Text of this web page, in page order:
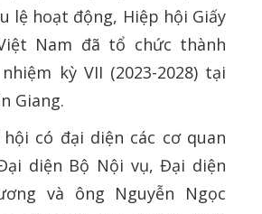
lệ hoạt động, Hiệp hội Giấy
Nam đã tổ chức thành
kỳ VII (2023-2028) tại
Giang.
có đại diện các cơ quan
diện Bộ Nội vụ, Đại diện
và ông Nguyễn Ngọc